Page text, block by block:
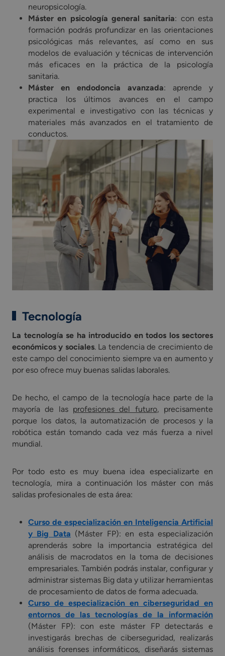
neuropsicología.
Máster en psicología general sanitaria: con esta
formación podrás profundizar en las orientaciones
psicológicas más relevantes, así como en sus
modelos de evaluación y técnicas de intervención
más eficaces en la práctica de la psicología
sanitaria.
Máster en endodoncia avanzada: aprende y
practica los últimos avances en el campo
experimental e investigativo con las técnicas y
materiales más avanzados en el tratamiento de
conductos.
Tecnología
La tecnología se ha introducido en todos los sectores
económicos y sociales. La tendencia de crecimiento de
este campo del conocimiento siempre va en aumento y
por eso ofrece muy buenas salidas laborales.
De hecho, el campo de la tecnología hace parte de la
mayoría de las profesiones del futuro, precisamente
porque los datos, la automatización de procesos y la
robótica están tomando cada vez más fuerza a nivel
mundial.
Por todo esto es muy buena idea especializarte en
tecnología, mira a continuación los máster con más
salidas profesionales de esta área:
Curso de especialización en Inteligencia Artificial
y Big Data (Máster FP): en esta especialización
aprenderás sobre la importancia estratégica del
análisis de macrodatos en la toma de decisiones
empresariales. También podrás instalar, configurar y
administrar sistemas Big data y utilizar herramientas
de procesamiento de datos de forma adecuada.
Curso de especialización en ciberseguridad en
entornos de las tecnologías de la información
(Máster FP): con este máster FP detectarás e
investigarás brechas de ciberseguridad, realizarás
análisis forenses informáticos, diseñarás sistemas